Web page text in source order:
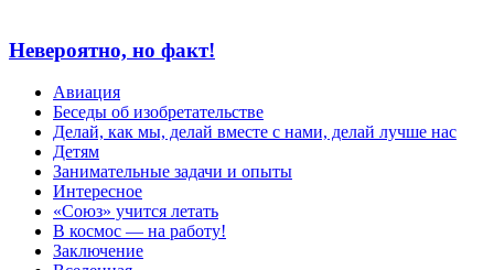
Невероятно, но факт!
Авиация
Беседы об изобретательстве
Делай, как мы, делай вместе с нами, делай лучше нас
Детям
Занимательные задачи и опыты
Интересное
«Союз» учится летать
В космос — на работу!
Заключение